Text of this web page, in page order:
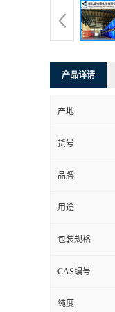
产品详请
产地
货号
品牌
用途
包装规格
CAS编号
纯度